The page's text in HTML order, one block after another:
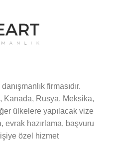
firmasıdır.
Kanada, Rusya, Meksika,
ülkelere yapılacak vize
evrak hazırlama, başvuru
özel hizmet